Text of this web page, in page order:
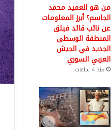
من هو العميد محمد
الجاسم؟ أبرز المعلومات
عن نائب قائد فيلق
المنطقة الوسطى
الجديد في الجيش
العربي السوري
منذ 4 ساعات